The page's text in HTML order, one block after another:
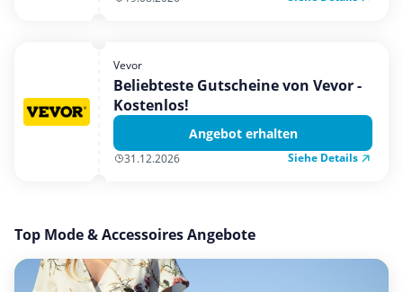
Vevor
Beliebteste Gutscheine von Vevor -
Kostenlos!
Angebot erhalten
31.12.2026 Siehe Details
Top Mode & Accessoires Angebote